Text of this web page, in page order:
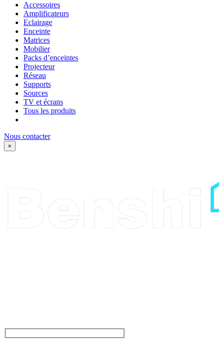
Accessoires
Amplificateurs
Eclairage
Enceinte
Matrices
Mobilier
Packs d’enceintes
Projecteur
Réseau
Supports
Sources
TV et écrans
Tous les produits
Nous contacter
×